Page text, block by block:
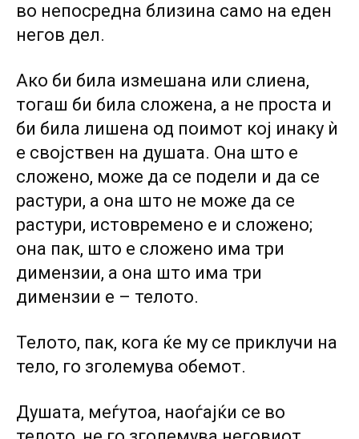
во непосредна близина само на еден
негов дел.
Ако би била измешана или слиена,
тогаш би била сложена, а не проста и
би била лишена од поимот кој инаку ѝ
е својствен на душата. Она што е
сложено, може да се подели и да се
растури, а она што не може да се
растури, истовремено е и сложено;
она пак, што е сложено има три
димензии, а она што има три
димензии е – телото.
Телото, пак, кога ќе му се приклучи на
тело, го зголемува обемот.
Душата, меѓутоа, наоѓајќи се во